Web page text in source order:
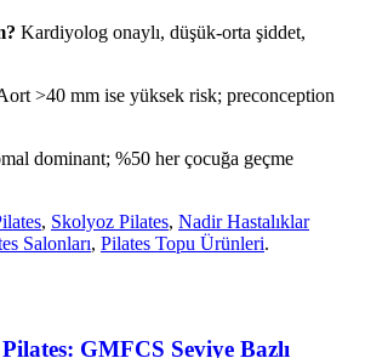
Kardiyolog onaylı, düşük-orta şiddet,
>40 mm ise yüksek risk; preconception
dominant; %50 her çocuğa geçme
, Skolyoz Pilates, Nadir Hastalıklar
Salonları, Pilates Topu Ürünleri.
GMFCS Seviye Bazlı